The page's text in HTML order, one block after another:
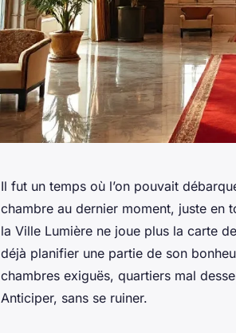
Il fut un temps où l’on pouvait
chambre au dernier moment, juste en
la Ville Lumière ne joue plus la carte
déjà planifier une partie de son
chambres exiguës, quartiers mal
Anticiper, sans se ruiner.